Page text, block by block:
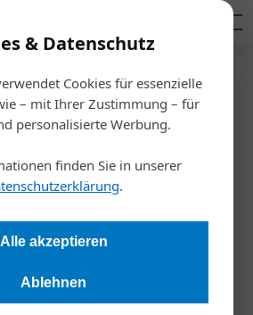
& Datenschutz
Cookies für essenzielle
– mit Ihrer Zustimmung – für
personalisierte Werbung.
finden Sie in unserer
.
Alle akzeptieren
Ablehnen
Startseite/Inspiration
des
Ausbeutung von Arbeitskräften,
Einheimischen: Das Phänomen